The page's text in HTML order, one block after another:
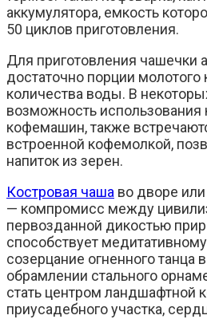
аккумулятора, емкость
50 циклов приготовления.
Для приготовления чашечки
достаточно порции
количества воды. В
возможность использования
кофемашин, также
встроенной кофемолкой,
напиток из зерен.
Костровая чаша во дворе
— компромисс между
первозданной дикостью
способствует
созерцание огненного танца
обрамлении стального
стать центром ландшафтной
приусадебного участка,